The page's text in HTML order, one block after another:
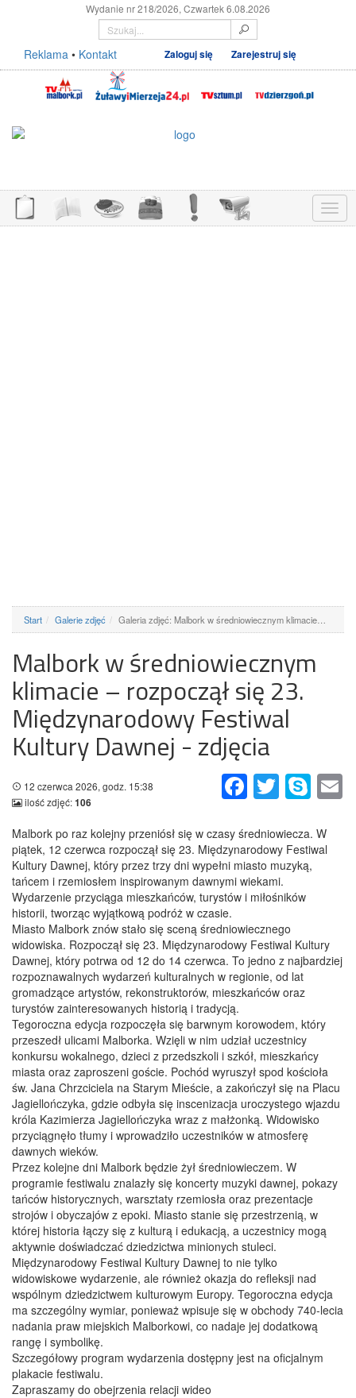
Wydanie nr 218/2026, Czwartek 6.08.2026
Reklama • Kontakt Zaloguj się Zarejestruj się
Menu
Start Galerie zdjęć Galeria zdjęć: Malbork w średniowiecznym klimacie…
Malbork w średniowiecznym
klimacie – rozpoczął się 23.
Międzynarodowy Festiwal
Kultury Dawnej - zdjęcia
FacebookTwitter Skype
12 czerwca 2026, godz. 15:38
ilość zdjęć:106
Malbork po raz kolejny przeniósł się w czasy średniowiecza. W
piątek, 12 czerwca rozpoczął się 23. Międzynarodowy Festiwal
Kultury Dawnej, który przez trzy dni wypełni miasto muzyką,
tańcem i rzemiosłem inspirowanym dawnymi wiekami.
Wydarzenie przyciąga mieszkańców, turystów i miłośników
historii, tworząc wyjątkową podróż w czasie.
Miasto Malbork znów stało się sceną średniowiecznego
widowiska. Rozpoczął się 23. Międzynarodowy Festiwal Kultury
Dawnej, który potrwa od 12 do 14 czerwca. To jedno z najbardziej
rozpoznawalnych wydarzeń kulturalnych w regionie, od lat
gromadzące artystów, rekonstruktorów, mieszkańców oraz
turystów zainteresowanych historią i tradycją.
Tegoroczna edycja rozpoczęła się barwnym korowodem, który
przeszedł ulicami Malborka. Wzięli w nim udział uczestnicy
konkursu wokalnego, dzieci z przedszkoli i szkół, mieszkańcy
miasta oraz zaproszeni goście. Pochód wyruszył spod kościoła
św. Jana Chrzciciela na Starym Mieście, a zakończył się na Placu
Jagiellończyka, gdzie odbyła się inscenizacja uroczystego wjazdu
króla Kazimierza Jagiellończyka wraz z małżonką. Widowisko
przyciągnęło tłumy i wprowadziło uczestników w atmosferę
dawnych wieków.
Przez kolejne dni Malbork będzie żył średniowieczem. W
programie festiwalu znalazły się koncerty muzyki dawnej, pokazy
tańców historycznych, warsztaty rzemiosła oraz prezentacje
strojów i obyczajów z epoki. Miasto stanie się przestrzenią, w
której historia łączy się z kulturą i edukacją, a uczestnicy mogą
aktywnie doświadczać dziedzictwa minionych stuleci.
Międzynarodowy Festiwal Kultury Dawnej to nie tylko
widowiskowe wydarzenie, ale również okazja do refleksji nad
wspólnym dziedzictwem kulturowym Europy. Tegoroczna edycja
ma szczególny wymiar, ponieważ wpisuje się w obchody 740-lecia
nadania praw miejskich Malborkowi, co nadaje jej dodatkową
rangę i symbolikę.
Szczegółowy program wydarzenia dostępny jest na oficjalnym
plakacie festiwalu.
Zapraszamy do obejrzenia relacji wideo